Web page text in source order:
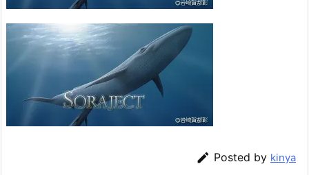
 Posted by kinya